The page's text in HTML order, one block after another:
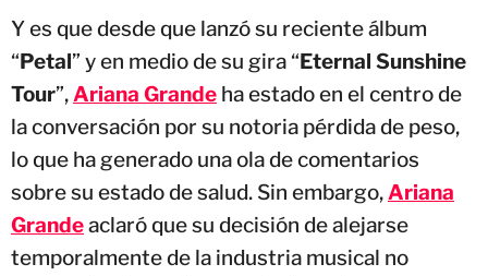
Y es que desde que lanzó su reciente álbum
“Petal” y en medio de su gira “Eternal Sunshine
Tour”,Ariana Grande ha estado en el centro de
la conversación por su notoria pérdida de peso,
lo que ha generado una ola de comentarios
sobre su estado de salud. Sin embargo,Ariana
Grandeaclaró que su decisión de alejarse
temporalmente de la industria musical no